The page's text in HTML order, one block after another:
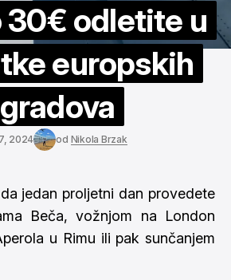
30€ odletite u
europskih
gradova
2024 od Nikola Brzak
jedan proljetni dan provedete
Beča, vožnjom na London
u Rimu ili pak sunčanjem